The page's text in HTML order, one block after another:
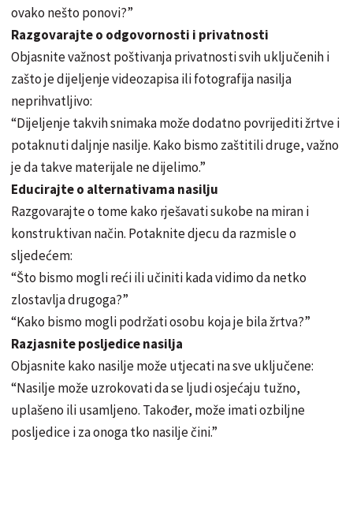
ovako nešto ponovi?”
Razgovarajte o odgovornosti i privatnosti
Objasnite važnost poštivanja privatnosti svih uključenih i
zašto je dijeljenje videozapisa ili fotografija nasilja
neprihvatljivo:
“Dijeljenje takvih snimaka može dodatno povrijediti žrtve i
potaknuti daljnje nasilje. Kako bismo zaštitili druge, važno
je da takve materijale ne dijelimo.”
Educirajte o alternativama nasilju
Razgovarajte o tome kako rješavati sukobe na miran i
konstruktivan način. Potaknite djecu da razmisle o
sljedećem:
“Što bismo mogli reći ili učiniti kada vidimo da netko
zlostavlja drugoga?”
“Kako bismo mogli podržati osobu koja je bila žrtva?”
Razjasnite posljedice nasilja
Objasnite kako nasilje može utjecati na sve uključene:
“Nasilje može uzrokovati da se ljudi osjećaju tužno,
uplašeno ili usamljeno. Također, može imati ozbiljne
posljedice i za onoga tko nasilje čini.”